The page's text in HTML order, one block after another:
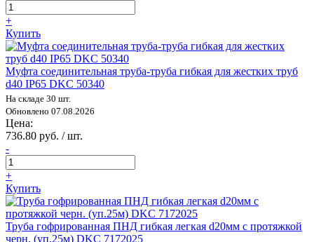
+
Купить
Муфта соединительная труба-труба гибкая для жестких труб
d40 IP65 DKC 50340
На складе 30 шт.
Обновлено 07.08.2026
Цена:
736.80 руб. / шт.
-
+
Купить
Труба гофрированная ПНД гибкая легкая d20мм с протяжкой
черн. (уп.25м) DKC 7172025